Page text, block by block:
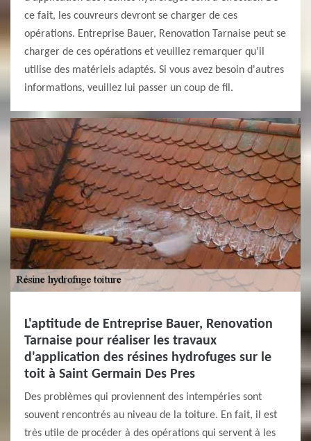
ce fait, les couvreurs devront se charger de ces
opérations. Entreprise Bauer, Renovation Tarnaise peut se
charger de ces opérations et veuillez remarquer qu'il
utilise des matériels adaptés. Si vous avez besoin d'autres
informations, veuillez lui passer un coup de fil.
L'aptitude de Entreprise Bauer, Renovation
Tarnaise pour réaliser les travaux
d'application des résines hydrofuges sur le
toit à Saint Germain Des Pres
Des problèmes qui proviennent des intempéries sont
souvent rencontrés au niveau de la toiture. En fait, il est
très utile de procéder à des opérations qui servent à les